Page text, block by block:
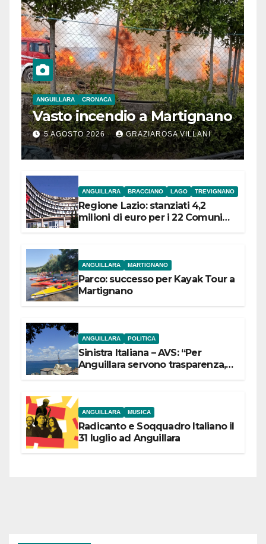
ANGUILLARA CRONACA
Vasto incendio a Martignano
5 AGOSTO 2026 GRAZIAROSA VILLANI
ANGUILLARA BRACCIANO LAGO TREVIGNANO
Regione Lazio: stanziati 4,2
milioni di euro per i 22 Comuni
ANGUILLARA MARTIGNANO
Parco: successo per Kayak Tour a
Martignano
ANGUILLARA POLITICA
Sinistra Italiana – AVS: “Per
Anguillara servono trasparenza,
ANGUILLARA MUSICA
Radicanto e Soqquadro Italiano il
31 luglio ad Anguillara